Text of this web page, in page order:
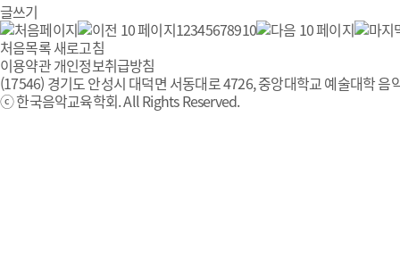
글쓰기
12345678910
처음목록새로고침
이용약관개인정보취급방침
(17546) 경기도 안성시 대덕면 서동대로 4726, 중앙대학교 예술대학 음
ⓒ 한국음악교육학회. All Rights Reserved.